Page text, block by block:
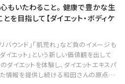
もいたわること。 健康で豊かな生
を目指して【ダイエット・ボディケ
リバウンド」「肌荒れ」など負のイメージも
イエット」という新しい価値観を出して
イエットを体験し、ダイエットエキスパ
た情報を提供し続ける和田さんの原点…